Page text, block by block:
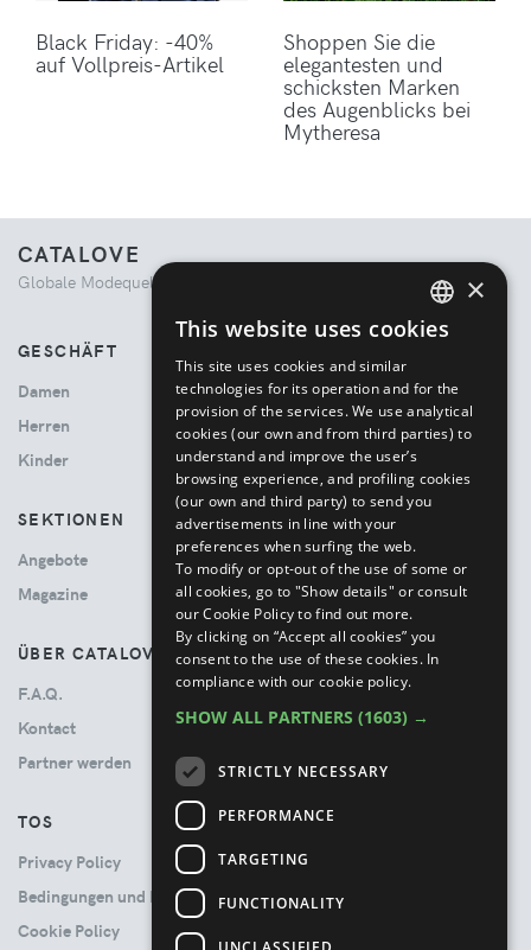
Black Friday: -40%
auf Vollpreis-Artikel
Shoppen Sie die
elegantesten und
schicksten Marken
des Augenblicks bei
Mytheresa
CATALOVE
Globale Modequelle. Kuratiertes Einkaufserlebnis.
GESCHÄFT
Damen
Herren
Kinder
SEKTIONEN
Angebote
Magazine
ÜBER CATALOVE
F.A.Q.
Kontact
Partner werden
TOS
Privacy Policy
Bedingungen und Konditionen
Cookie Policy
ENGLISH
×
This website uses cookies
This site uses cookies and similar
technologies for its operation and for the
provision of the services. We use analytical
cookies (our own and from third parties) to
understand and improve the user’s
browsing experience, and profiling cookies
(our own and third party) to send you
advertisements in line with your
preferences when surfing the web.
To modify or opt-out of the use of some or
all cookies, go to "Show details" or consult
our Cookie Policy to find out more.
By clicking on “Accept all cookies” you
consent to the use of these cookies. In
compliance with our cookie policy.
SHOW ALL PARTNERS (1603) →
STRICTLY NECESSARY
PERFORMANCE
TARGETING
FUNCTIONALITY